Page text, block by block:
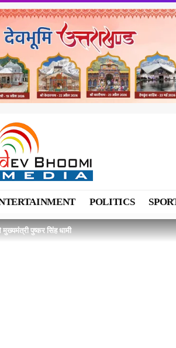
POLITICS
मुख्यमंत्री पुष्कर सिंह धामी